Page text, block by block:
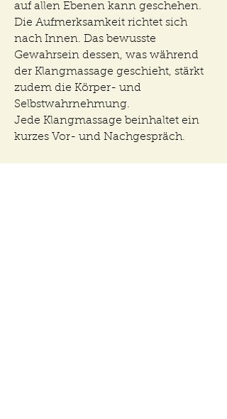
auf allen Ebenen kann geschehen.
Die Aufmerksamkeit richtet sich
nach Innen. Das bewusste
Gewahrsein dessen, was während
der Klangmassage geschieht, stärkt
zudem die Körper- und
Selbstwahrnehmung.
Jede Klangmassage beinhaltet ein
kurzes Vor- und Nachgespräch.